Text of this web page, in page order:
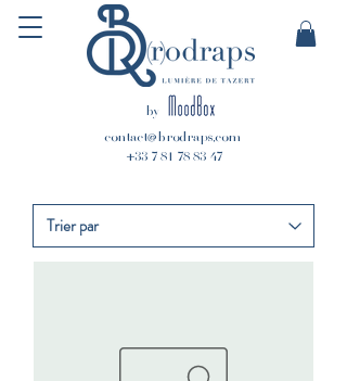
contact@brodraps.com
+33 7 81 78 83 47
by